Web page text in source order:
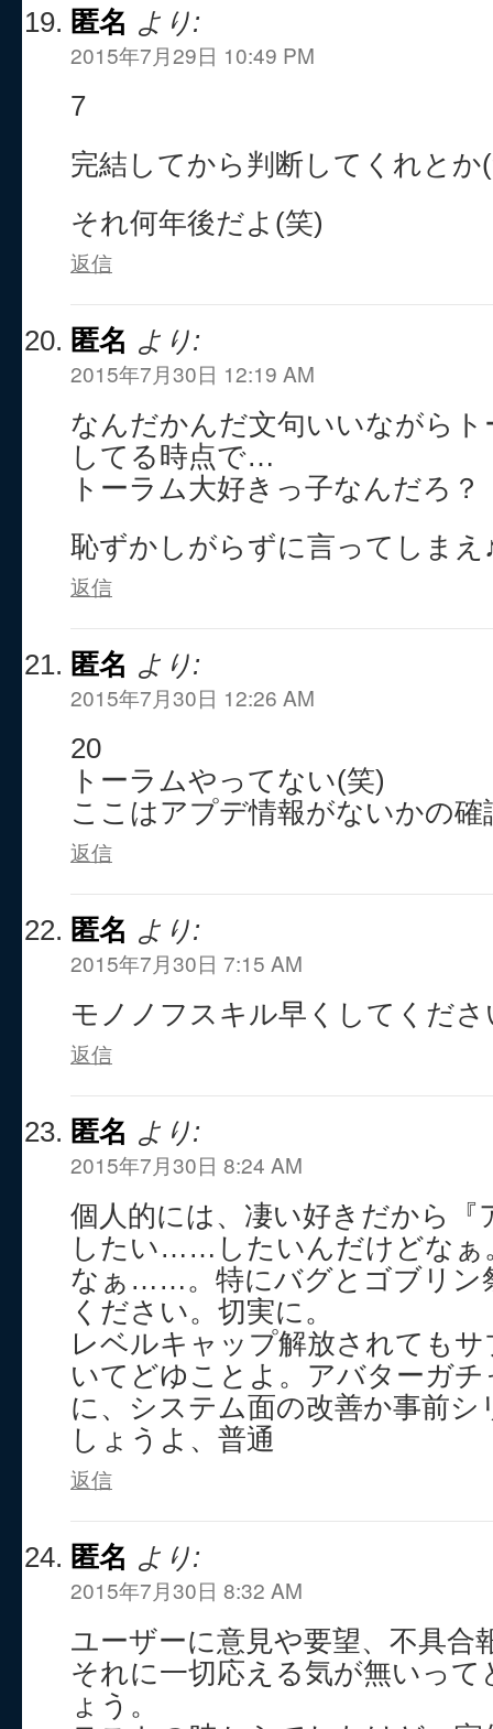
匿名 より:
2015年7月29日 10:49 PM
7
完結してから判断してくれとか
それ何年後だよ(笑)
返信
匿名 より:
2015年7月30日 12:19 AM
なんだかんだ文句いいながら
してる時点で…
トーラム大好きっ子なんだろ？
恥ずかしがらずに言ってしまえ
返信
匿名 より:
2015年7月30日 12:26 AM
20
トーラムやってない(笑)
ここはアプデ情報がないかの
返信
匿名 より:
2015年7月30日 7:15 AM
モノノフスキル早くしてくださ
返信
匿名 より:
2015年7月30日 8:24 AM
個人的には、凄い好きだから『
したい……したいんだけどなぁ
なぁ……。特にバグとゴブリン
ください。切実に。
レベルキャップ解放されても
いてどゆことよ。アバターガ
に、システム面の改善か事前シ
しょうよ、普通
返信
匿名 より:
2015年7月30日 8:32 AM
ユーザーに意見や要望、不具合
それに一切応える気が無いっ
ょう。